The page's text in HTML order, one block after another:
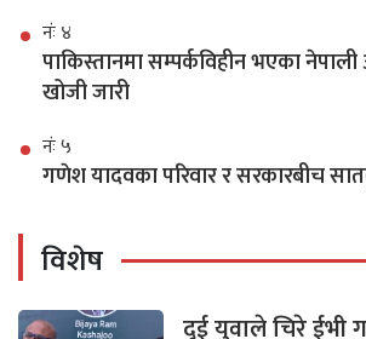
नंः ४
पाकिस्तानमा सम्पर्कविहीन भएका
खोजी जारी
नंः ५
गणेश यादवका परिवार र सरकारबीच
विशेष
दुई युवाले चिरे ईभी